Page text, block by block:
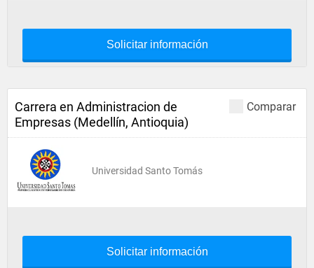
Solicitar información
Comparar
Carrera en Administracion de
Empresas (Medellín, Antioquia)
Universidad Santo Tomás
Solicitar información